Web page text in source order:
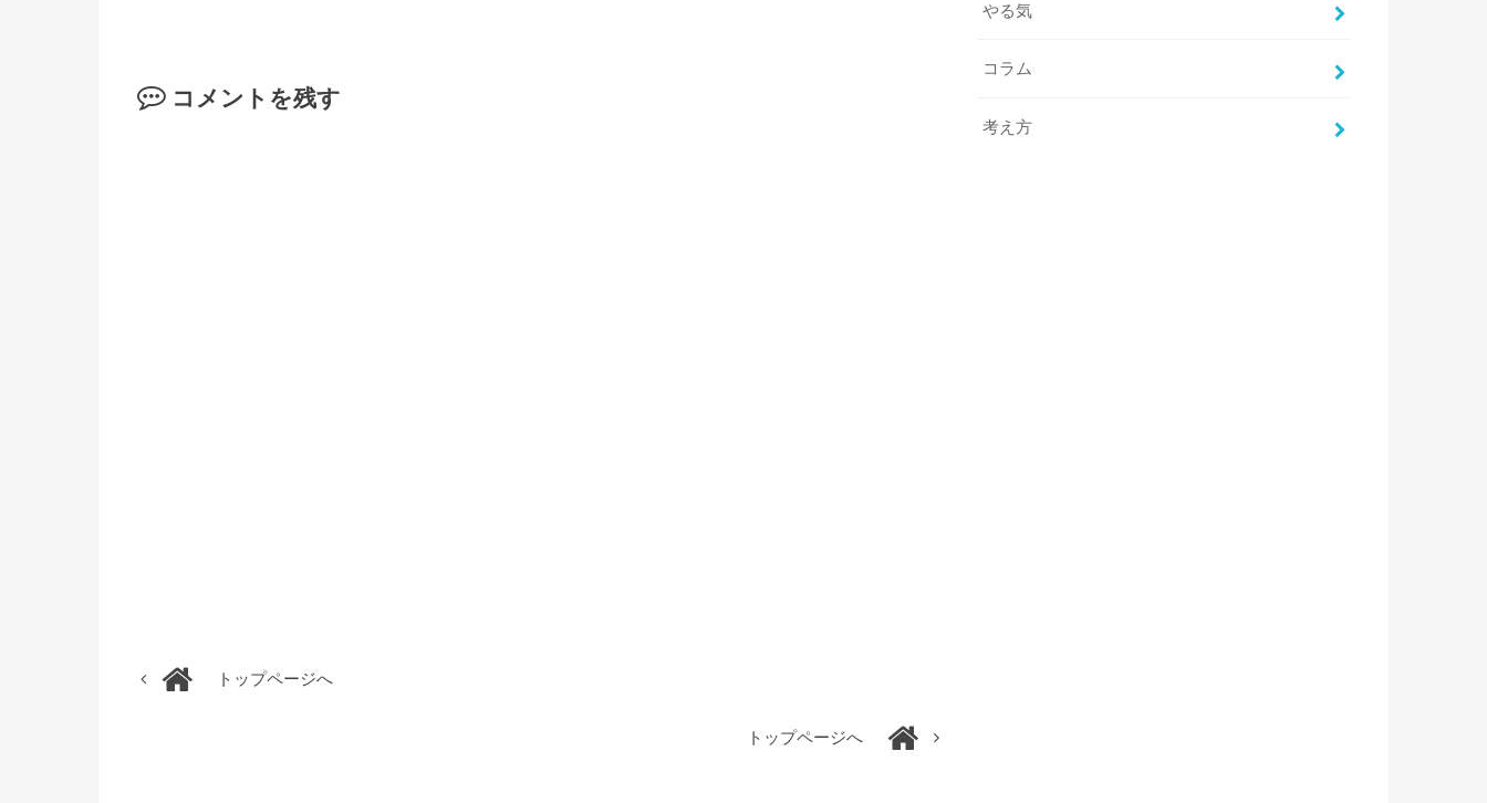
コメントを残す
トップページへ
トップページへ
やる気
コラム
考え方